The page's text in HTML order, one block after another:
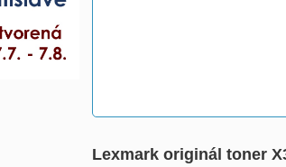
Lexmark originál toner